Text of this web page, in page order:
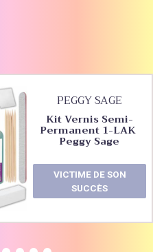
PEGGY SAGE
Kit Vernis Semi-
Permanent 1-LAK
Peggy Sage
VICTIME DE SON
SUCCÈS